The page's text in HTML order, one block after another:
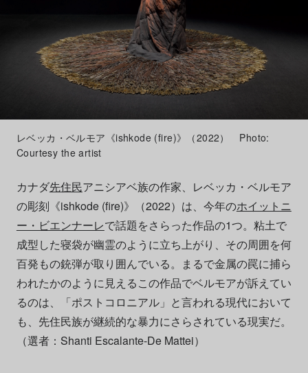
レベッカ・ベルモア《ishkode (fire)》（2022） Photo:
Courtesy the artist
カナダ先住民アニシアベ族の作家、レベッカ・ベルモア
の彫刻《ishkode (fire)》（2022）は、今年のホイットニ
ー・ビエンナーレで話題をさらった作品の1つ。粘土で
成型した寝袋が幽霊のように立ち上がり、その周囲を何
百発もの銃弾が取り囲んでいる。まるで金属の罠に捕ら
われたかのように見えるこの作品でベルモアが訴えてい
るのは、「ポストコロニアル」と言われる現代において
も、先住民族が継続的な暴力にさらされている現実だ。
（選者：Shanti Escalante-De Mattei）